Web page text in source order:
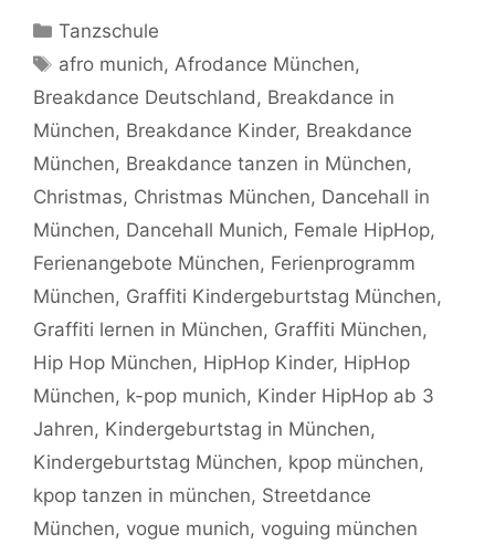
Kategorien
Tanzschule
Schlagwörter
afro munich,Afrodance München,
Breakdance Deutschland, Breakdance in
München, Breakdance Kinder, Breakdance
München, Breakdance tanzen in München,
Christmas, Christmas München, Dancehall in
München, Dancehall Munich, Female HipHop,
Ferienangebote München, Ferienprogramm
München, Graffiti Kindergeburtstag München,
Graffiti lernen in München, Graffiti München,
Hip Hop München, HipHop Kinder, HipHop
München, k-pop munich, Kinder HipHop ab 3
Jahren, Kindergeburtstag in München,
Kindergeburtstag München, kpop münchen,
kpop tanzen in münchen, Streetdance
München, vogue munich, voguing münchen